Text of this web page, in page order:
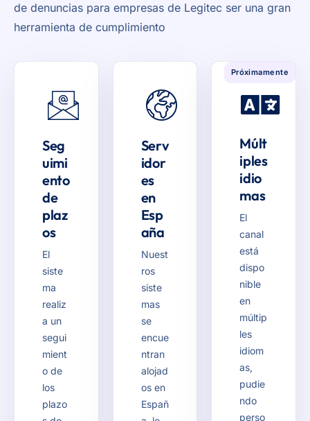
de denuncias para empresas de Legitec ser una gran
herramienta de cumplimiento
Seg
uimi
ento
de
plaz
os
El
siste
ma
realiz
a un
segui
mient
o de
los
plazo
Serv
idor
es
en
Esp
aña
Nuest
ros
siste
mas
se
encue
ntran
alojad
os en
Españ
Múlt
iples
idio
mas
El
canal
está
dispo
nible
en
múltip
les
idiom
as,
pudie
ndo
perso
Próximamente